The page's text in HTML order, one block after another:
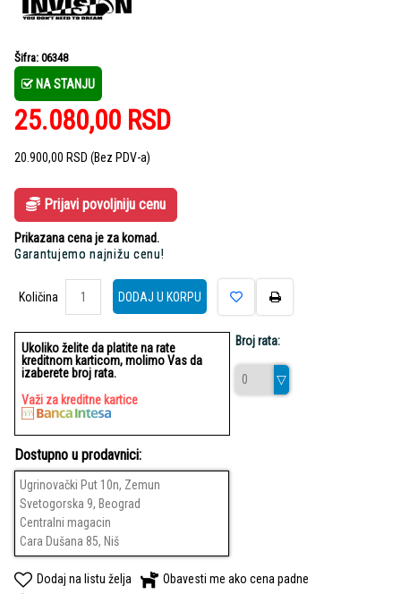
Šifra: 06348
NA STANJU
25.080,00 RSD
20.900,00 RSD (Bez PDV-a)
Prijavi povoljniju cenu
Prikazana cena je za komad.
Garantujemo najnižu cenu!
Količina
Količina
DODAJ U KORPU
Ukoliko želite da platite na rate
kreditnom karticom, molimo Vas da
izaberete broj rata.
Važi za kreditne kartice
Broj rata:
Dostupno u prodavnici:
Ugrinovački Put 10n, Zemun
Svetogorska 9, Beograd
Centralni magacin
Cara Dušana 85, Niš
Dodaj na listu želja
Obavesti me ako cena padne